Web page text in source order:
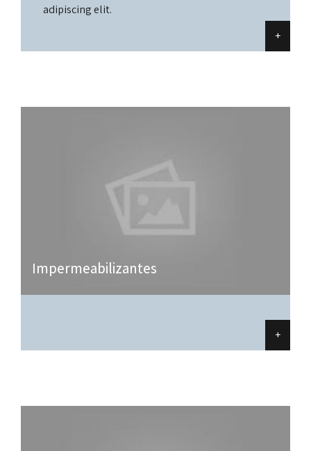
adipiscing elit.
+
Impermeabilizantes
+